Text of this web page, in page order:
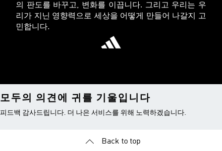
의 판도를 바꾸고, 변화를 이끕니다. 그리고 우리는 우
리가 지닌 영향력으로 세상을 어떻게 만들어 나갈지 고
민합니다.
모두의 의견에 귀를 기울입니다
피드백 감사드립니다. 더 나은 서비스를 위해 노력하겠습니다.
Back to top